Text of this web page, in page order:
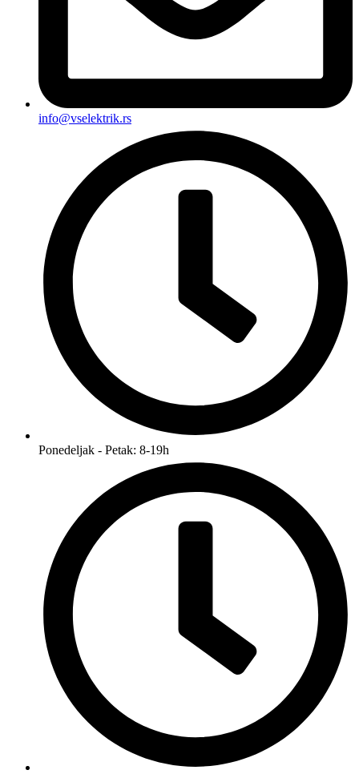
info@vselektrik.rs
Ponedeljak - Petak: 8-19h